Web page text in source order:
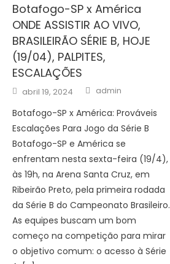
Botafogo-SP x América
ONDE ASSISTIR AO VIVO,
BRASILEIRÃO SÉRIE B, HOJE
(19/04), PALPITES,
ESCALAÇÕES
Posted
on
abril 19, 2024 Author
admin
Botafogo-SP x América: Prováveis
Escalações Para Jogo da Série B
Botafogo-SP e América se
enfrentam nesta sexta-feira (19/4),
às 19h, na Arena Santa Cruz, em
Ribeirão Preto, pela primeira rodada
da Série B do Campeonato Brasileiro.
As equipes buscam um bom
começo na competição para mirar
o objetivo comum: o acesso à Série